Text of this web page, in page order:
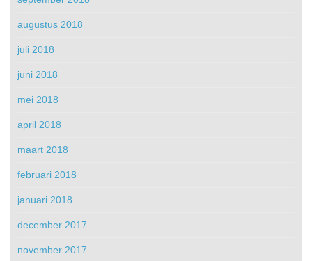
augustus 2018
juli 2018
juni 2018
mei 2018
april 2018
maart 2018
februari 2018
januari 2018
december 2017
november 2017